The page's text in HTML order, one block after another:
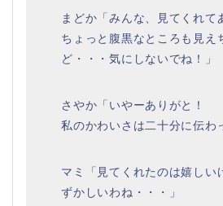
まどか「みんな、見てくれて
ちょっと腹黒なところも見え
ど・・・気にしないでね！」
さやか「いやーありがと！
私のかわいさは二十分に伝わ
マミ「見てくれたのは嬉しい
ずかしいわね・・・」